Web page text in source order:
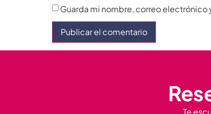
Guarda mi nombre, correo electrónico
Te